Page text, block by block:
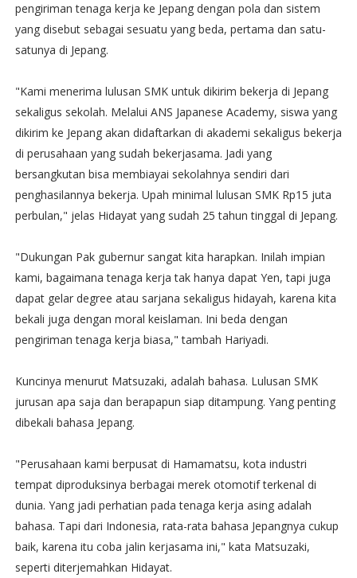
pengiriman tenaga kerja ke Jepang dengan pola dan sistem
yang disebut sebagai sesuatu yang beda, pertama dan satu-
satunya di Jepang.
"Kami menerima lulusan SMK untuk dikirim bekerja di Jepang
sekaligus sekolah. Melalui ANS Japanese Academy, siswa yang
dikirim ke Jepang akan didaftarkan di akademi sekaligus bekerja
di perusahaan yang sudah bekerjasama. Jadi yang
bersangkutan bisa membiayai sekolahnya sendiri dari
penghasilannya bekerja. Upah minimal lulusan SMK Rp15 juta
perbulan," jelas Hidayat yang sudah 25 tahun tinggal di Jepang.
"Dukungan Pak gubernur sangat kita harapkan. Inilah impian
kami, bagaimana tenaga kerja tak hanya dapat Yen, tapi juga
dapat gelar degree atau sarjana sekaligus hidayah, karena kita
bekali juga dengan moral keislaman. Ini beda dengan
pengiriman tenaga kerja biasa," tambah Hariyadi.
Kuncinya menurut Matsuzaki, adalah bahasa. Lulusan SMK
jurusan apa saja dan berapapun siap ditampung. Yang penting
dibekali bahasa Jepang.
"Perusahaan kami berpusat di Hamamatsu, kota industri
tempat diproduksinya berbagai merek otomotif terkenal di
dunia. Yang jadi perhatian pada tenaga kerja asing adalah
bahasa. Tapi dari Indonesia, rata-rata bahasa Jepangnya cukup
baik, karena itu coba jalin kerjasama ini," kata Matsuzaki,
seperti diterjemahkan Hidayat.